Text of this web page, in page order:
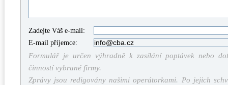
Zadejte Váš e-mail:
E-mail příjemce:
Formulář je určen výhradně k zasílání poptávek nebo
činností vybrané firmy.
Zprávy jsou redigovány našimi operátorkami. Po jejich